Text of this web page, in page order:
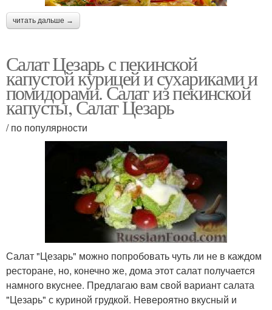
читать дальше →
Салат Цезарь с пекинской
капустой курицей и сухариками и
помидорами. Салат из пекинской
капусты, Салат Цезарь
/ по популярности
Салат "Цезарь" можно попробовать чуть ли не в каждом
ресторане, но, конечно же, дома этот салат получается
намного вкуснее. Предлагаю вам свой вариант салата
"Цезарь" с куриной грудкой. Невероятно вкусный и